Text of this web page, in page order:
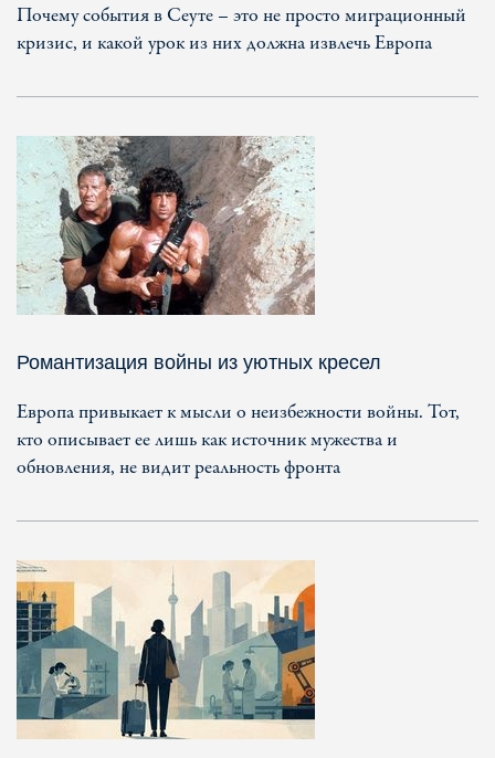
Почему события в Сеуте – это не просто миграционный
кризис, и какой урок из них должна извлечь Европа
Романтизация войны из уютных кресел
Европа привыкает к мысли о неизбежности войны. Тот,
кто описывает ее лишь как источник мужества и
обновления, не видит реальность фронта